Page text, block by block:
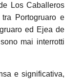
Los Caballeros
Portogruaro e
ed Ejea de
mai interrotti
e significativa,